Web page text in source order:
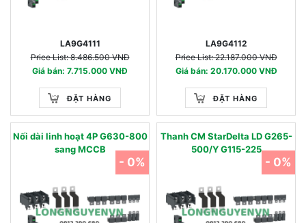
LA9G4111
Price List: 8.486.500 VNĐ
Giá bán: 7.715.000 VNĐ
ĐẶT HÀNG
LA9G4112
Price List: 22.187.000 VNĐ
Giá bán: 20.170.000 VNĐ
ĐẶT HÀNG
Nối dài linh hoạt 4P G630-800
sang MCCB
- 0%
Thanh CM StarDelta LD G265-
500/Y G115-225
- 0%